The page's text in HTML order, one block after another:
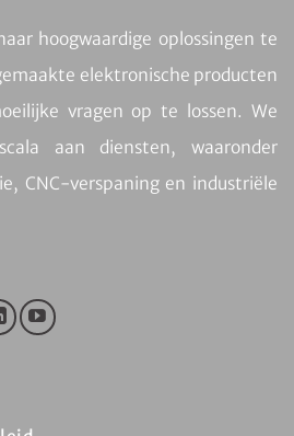
hoogwaardige oplossingen te
elektronische producten
vragen op te lossen. We
aan diensten, waaronder
CNC-verspaning en industriële